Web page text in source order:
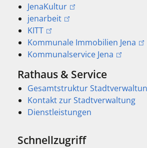
JenaKultur
jenarbeit
KITT
Kommunale Immobilien Jena
Kommunalservice Jena
Rathaus & Service
Gesamtstruktur
Kontakt zur Stadtverwaltung
Dienstleistungen
Schnellzugriff